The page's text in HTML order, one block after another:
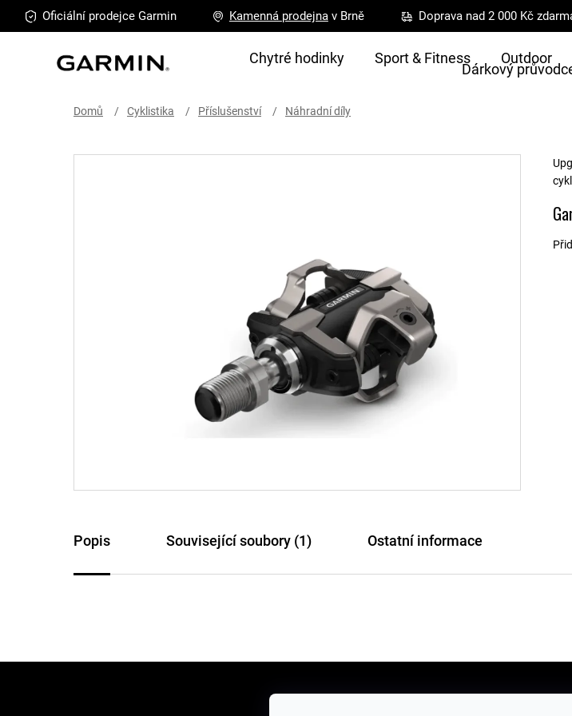
Oficiální prodejce Garmin Kamenná prodejnav Brně Doprava nad 2 000 Kč
Chytré hodinky Sport & Fitness Outdoor
Dárkový
Domů Cyklistika Příslušenství Náhradní díly
Popis Související soubory (1) Ostatní informace